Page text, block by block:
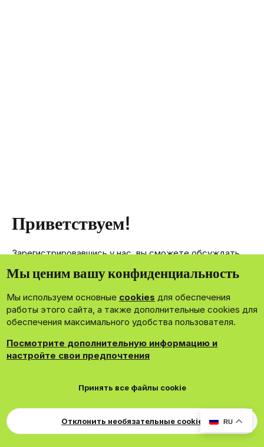
RU
Приветствуем!
Зарегистрировавшись у нас, вы сможете обсуждать,
членам нашего сообщества.
Зарегистрироваться сейчас!
DohTheme
Cookies Russian Обратная связь
Поддержка
Для правообладателей
EN Soundmain
Условия и правила
Политика конфиденциальности
Мы ценим вашу конфиденциальность
Мы используем основные cookies для обеспечения
работы этого сайта, а также дополнительные cookies для
обеспечения максимального удобства пользователя.
Посмотрите дополнительную информацию и
настройте свои предпочтения
Принять все файлы cookie
Отклонить необязательные cookie